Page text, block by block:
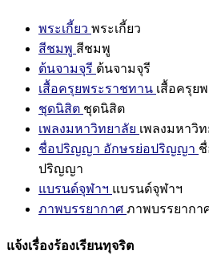
พระเกี้ยว พระเกี้ยว
สีชมพู สีชมพู
ต้นจามจุรี ต้นจามจุรี
เสื้อครุยพระราชทาน เสื้อครุย
ชุดนิสิต ชุดนิสิต
เพลงมหาวิทยาลัย เพลงมหาวิ
ชื่อปริญญา อักษรย่อปริญญา
ปริญญา
แบรนด์จุฬาฯ แบรนด์จุฬาฯ
ภาพบรรยากาศ ภาพบรรยากา
แจ้งเรื่องร้องเรียนทุจริต